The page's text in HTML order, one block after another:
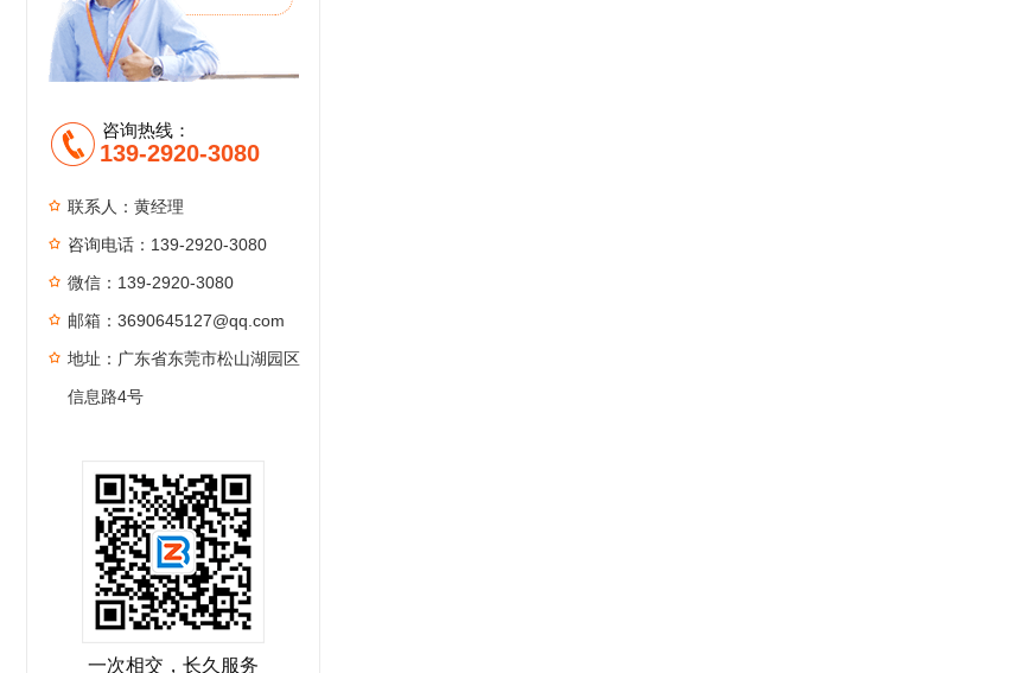
咨询热线：
139-2920-3080
联系人：黄经理
咨询电话：139-2920-3080
微信：139-2920-3080
邮箱：3690645127@qq.com
地址：广东省东莞市松山湖园区
信息路4号
一次相交，长久服务